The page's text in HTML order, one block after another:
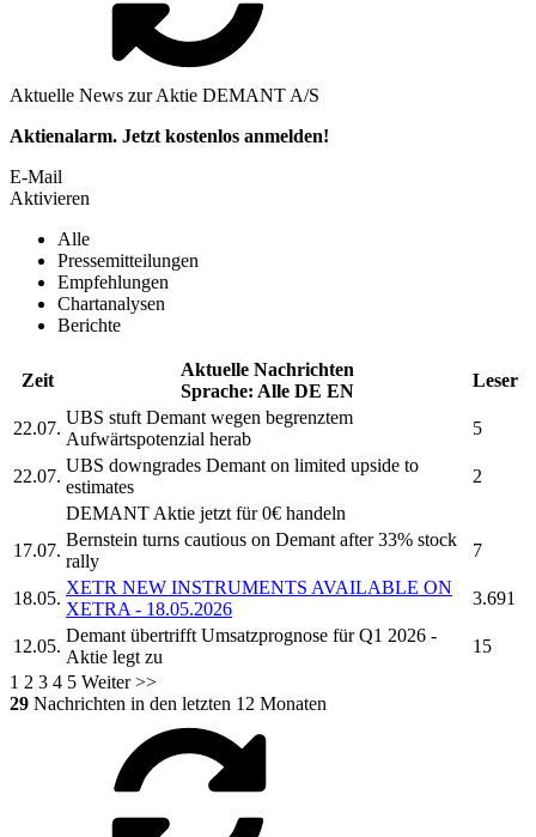
Aktuelle News zur Aktie DEMANT A/S
Aktienalarm. Jetzt kostenlos anmelden!
E-Mail
Aktivieren
Alle
Pressemitteilungen
Empfehlungen
Chartanalysen
Berichte
Zeit
Aktuelle Nachrichten
Sprache: Alle DE EN
Leser
22.07.
UBS stuft Demant wegen begrenztem
Aufwärtspotenzial herab
5
22.07.
UBS downgrades Demant on limited upside to
estimates
2
DEMANT Aktie jetzt für 0€ handeln
17.07.
Bernstein turns cautious on Demant after 33% stock
rally
7
18.05.
XETR NEW INSTRUMENTS AVAILABLE ON
XETRA - 18.05.2026
3.691
12.05.
Demant übertrifft Umsatzprognose für Q1 2026 -
Aktie legt zu
15
1 2 3 4 5 Weiter >>
29 Nachrichten in den letzten 12 Monaten